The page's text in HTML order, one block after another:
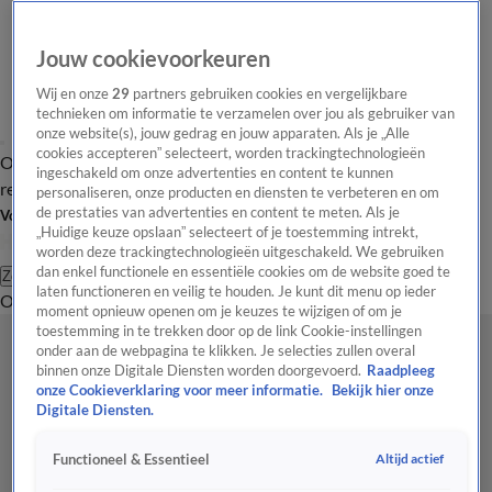
Overzicht Laatste nieuws Regionieuws Het beste van Hart
Tip de
redactie
Volg Hart van Nederland
Zoeken
OverzichtRegioUitzendingenWeerTip de redactiePanelVideo's
Jouw cookievoorkeuren
Wij en onze29 partners gebruiken cookies en vergelijkbare
technieken om informatie te verzamelen over jou als gebruiker van
onze website(s), jouw gedrag en jouw apparaten. Als je „Alle
cookies accepteren” selecteert, worden trackingtechnologieën
ingeschakeld om onze advertenties en content te kunnen
personaliseren, onze producten en diensten te verbeteren en om
de prestaties van advertenties en content te meten. Als je
„Huidige keuze opslaan” selecteert of je toestemming intrekt,
worden deze trackingtechnologieën uitgeschakeld. We gebruiken
dan enkel functionele en essentiële cookies om de website goed te
laten functioneren en veilig te houden. Je kunt dit menu op ieder
moment opnieuw openen om je keuzes te wijzigen of om je
toestemming in te trekken door op de link Cookie-instellingen
onder aan de webpagina te klikken. Je selecties zullen overal
binnen onze Digitale Diensten worden doorgevoerd. Raadpleeg
onze Cookieverklaring voor meer informatie.
Bekijk hier onze
Digitale Diensten.
Functioneel & Essentieel Altijd actief